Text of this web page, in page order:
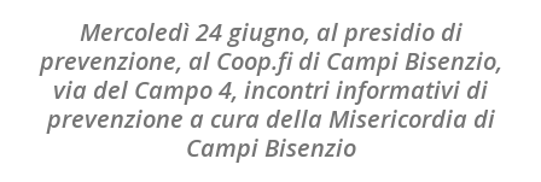
Mercoledì 24 giugno, al presidio di
prevenzione, al Coop.fi di Campi Bisenzio,
via del Campo 4, incontri informativi di
prevenzione a cura della Misericordia di
Campi Bisenzio